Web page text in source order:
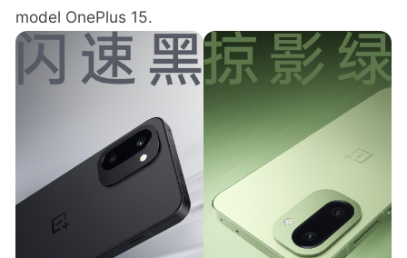
model OnePlus 15.